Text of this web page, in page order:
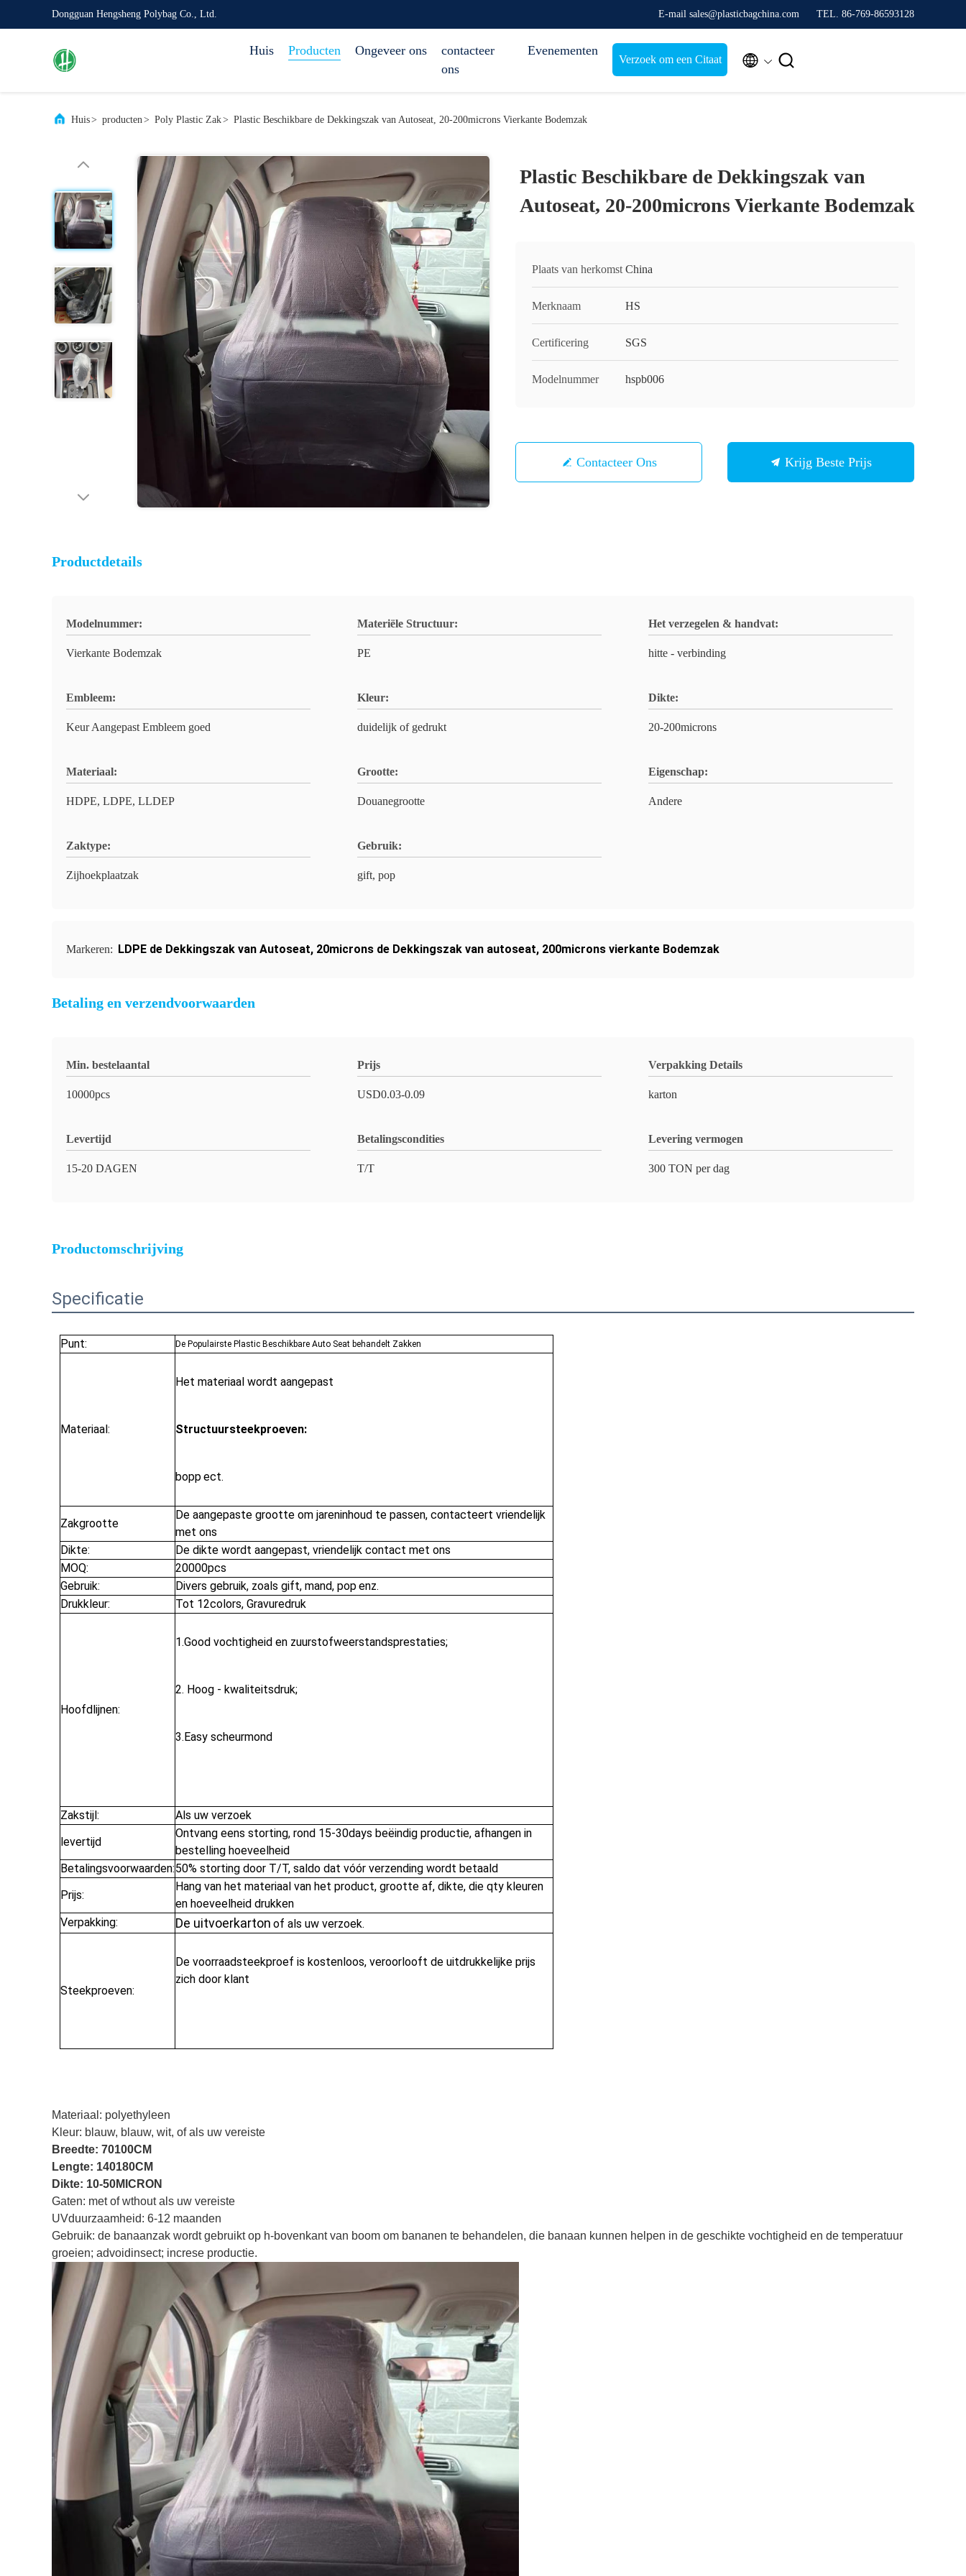
Dongguan Hengsheng Polybag Co., Ltd. E-mail sales@plasticbagchina.com TEL. 86-769-86593128
Huis Producten Ongeveer ons
contacteer
ons
Evenementen
Verzoek om een Citaat  
Huis> producten> Poly Plastic Zak> Plastic Beschikbare de Dekkingszak van Autoseat, 20-200microns Vierkante Bodemzak
Plastic Beschikbare de Dekkingszak van
Autoseat, 20-200microns Vierkante Bodemzak
Plaats van herkomst China
Merknaam HS
Certificering SGS
Modelnummer hspb006
Contacteer Ons Krijg Beste Prijs
Productdetails
Modelnummer:
Vierkante Bodemzak
Materiële Structuur:
PE
Het verzegelen & handvat:
hitte - verbinding
Embleem:
Keur Aangepast Embleem goed
Kleur:
duidelijk of gedrukt
Dikte:
20-200microns
Materiaal:
HDPE, LDPE, LLDEP
Grootte:
Douanegrootte
Eigenschap:
Andere
Zaktype:
Zijhoekplaatzak
Gebruik:
gift, pop
Markeren: LDPE de Dekkingszak van Autoseat, 20microns de Dekkingszak van autoseat, 200microns vierkante Bodemzak
Betaling en verzendvoorwaarden
Min. bestelaantal
10000pcs
Prijs
USD0.03-0.09
Verpakking Details
karton
Levertijd
15-20 DAGEN
Betalingscondities
T/T
Levering vermogen
300 TON per dag
Productomschrijving
Specificatie
Punt: De Populairste Plastic Beschikbare Auto Seat behandelt Zakken
Materiaal:
Het materiaal wordt aangepast
Structuursteekproeven:
boppect.
Zakgrootte
De aangepaste grootte om jareninhoud te passen, contacteert vriendelijk
met ons
Dikte:
De dikte wordt aangepast, vriendelijk contact met ons
MOQ:
20000pcs
Gebruik:
Divers gebruik, zoals gift, mand, popenz.
Drukkleur:
Tot 12colors, Gravuredruk
Hoofdlijnen:
1.Good vochtigheid en zuurstofweerstandsprestaties;
2. Hoog - kwaliteitsdruk;
3.Easy scheurmond
Zakstijl:
Als uw verzoek
levertijd
Ontvang eens storting, rond 15-30days beëindig productie, afhangen in
bestelling hoeveelheid
Betalingsvoorwaarden:50% storting door T/T, saldo dat vóór verzending wordt betaald
Prijs:
Hang van het materiaal van het product, grootte af, dikte, die qty kleuren
en hoeveelheid drukken
Verpakking:
De uitvoerkarton of als uw verzoek.
Steekproeven:
De voorraadsteekproef is kostenloos, veroorlooft de uitdrukkelijke prijs
zich door klant
Materiaal: polyethyleen
Kleur: blauw, blauw, wit, of als uw vereiste
Breedte: 70100CM
Lengte: 140180CM
Dikte: 10-50MICRON
Gaten: met of wthout als uw vereiste
UVduurzaamheid: 6-12 maanden
Gebruik: de banaanzak wordt gebruikt op h-bovenkant van boom om bananen te behandelen, die banaan kunnen helpen in de geschikte vochtigheid en de temperatuur
groeien; advoidinsect; increse productie.